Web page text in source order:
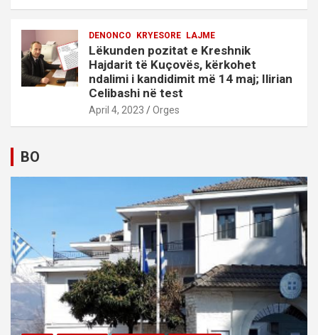
DENONCO KRYESORE LAJME
Lëkunden pozitat e Kreshnik
Hajdarit të Kuçovës, kërkohet
ndalimi i kandidimit më 14 maj; Ilirian
Celibashi në test
April 4, 2023 Orges
BO